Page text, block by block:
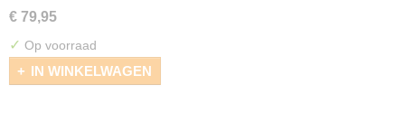
€ 79,95
✓ Op voorraad
IN WINKELWAGEN